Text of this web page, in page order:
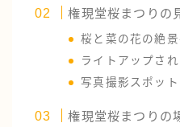
権現堂桜まつりの
桜と菜の花の絶景
ライトアップさ
写真撮影スポッ
権現堂桜まつりの